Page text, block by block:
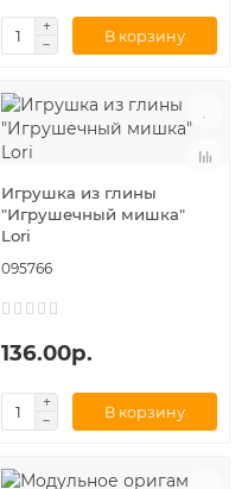
В корзину
Игрушка из глины
"Игрушечный мишка"
Lori
095766
136.00р.
В корзину